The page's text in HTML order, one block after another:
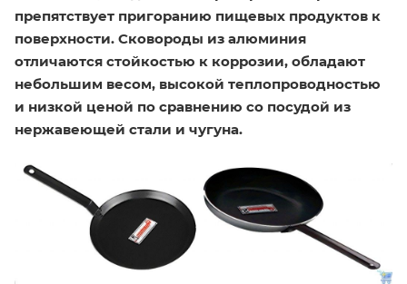
препятствует пригоранию пищевых продуктов к
поверхности. Сковороды из алюминия
отличаются стойкостью к коррозии, обладают
небольшим весом, высокой теплопроводностью
и низкой ценой по сравнению со посудой из
нержавеющей стали и чугуна.